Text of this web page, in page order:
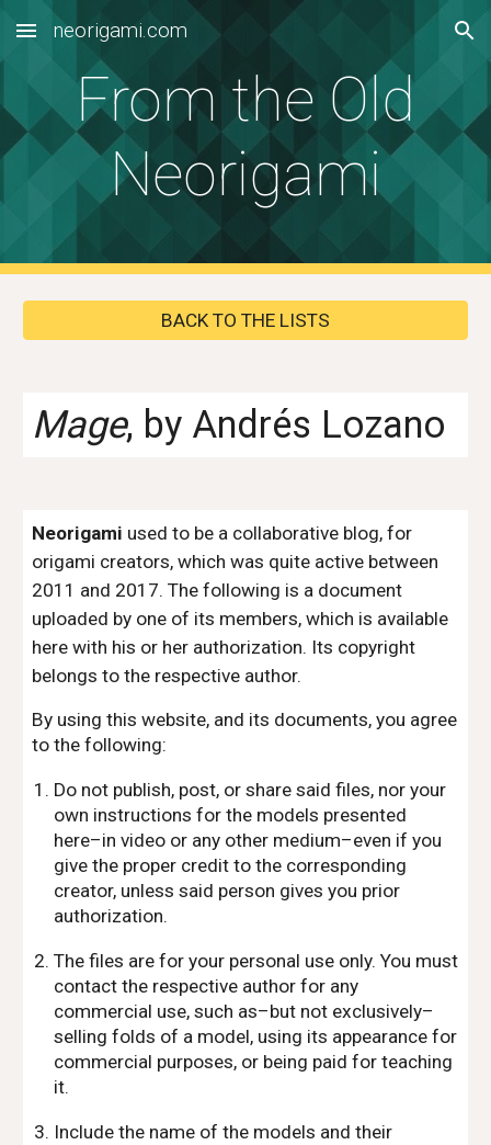
Skip to main content Skip to navigation
neorigami.com
From the Old
Neorigami
BACK TO THE LISTS
Mage, by Andrés Lozano
Neorigami used to be a collaborative blog, for
origami creators, which was quite active between
2011 and 2017. The following is a document
uploaded by one of its members, which is available
here with his or her authorization. Its copyright
belongs to the respective author.
By using this website, and its documents, you agree
to the following:
Do not publish, post, or share said files, nor your
own instructions for the models presented
here–in video or any other medium–even if you
give the proper credit to the corresponding
creator, unless said person gives you prior
authorization.
The files are for your personal use only. You must
contact the respective author for any
commercial use, such as–but not exclusively–
selling folds of a model, using its appearance for
commercial purposes, or being paid for teaching
it.
Include the name of the models and their